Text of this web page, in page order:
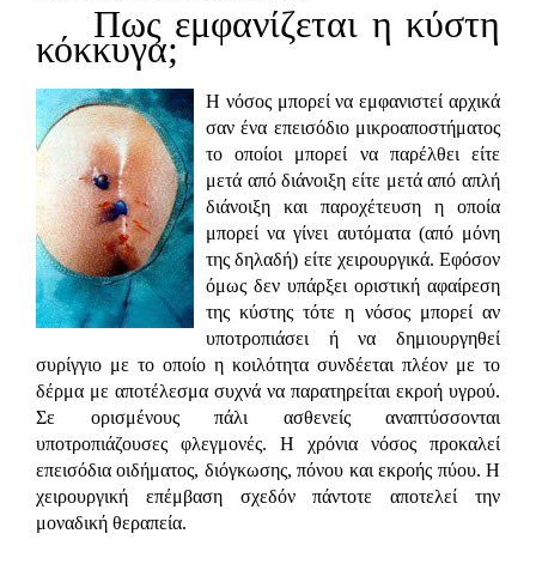
Πως εμφανίζεται η κύστη
κόκκυγα;
Η νόσος μπορεί να εμφανιστεί αρχικά
σαν ένα επεισόδιο μικροαποστήματος
το οποίοι μπορεί να παρέλθει είτε
μετά από διάνοιξη είτε μετά από απλή
διάνοιξη και παροχέτευση η οποία
μπορεί να γίνει αυτόματα (από μόνη
της δηλαδή) είτε χειρουργικά. Εφόσον
όμως δεν υπάρξει οριστική αφαίρεση
της κύστης τότε η νόσος μπορεί αν
υποτροπιάσει ή να δημιουργηθεί
συρίγγιο με το οποίο η κοιλότητα συνδέεται πλέον με το
δέρμα με αποτέλεσμα συχνά να παρατηρείται εκροή υγρού.
Σε ορισμένους πάλι ασθενείς αναπτύσσονται
υποτροπιάζουσες φλεγμονές. Η χρόνια νόσος προκαλεί
επεισόδια οιδήματος, διόγκωσης, πόνου και εκροής πύου. Η
χειρουργική επέμβαση σχεδόν πάντοτε αποτελεί την
μοναδική θεραπεία.